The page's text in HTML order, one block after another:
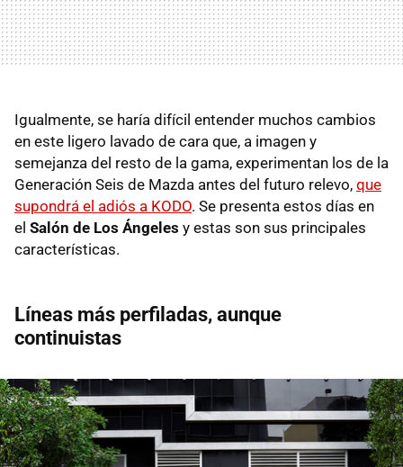
Igualmente, se haría difícil entender muchos cambios
en este ligero lavado de cara que, a imagen y
semejanza del resto de la gama, experimentan los de la
Generación Seis de Mazda antes del futuro relevo, que
supondrá el adiós a KODO. Se presenta estos días en
el Salón de Los Ángeles y estas son sus principales
características.
Líneas más perfiladas, aunque
continuistas